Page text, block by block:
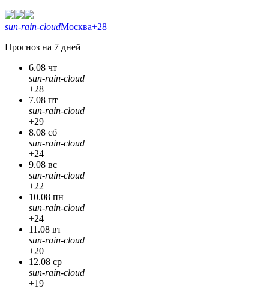
sun-rain-cloudМосква+28
Прогноз на 7 дней
6.08 чт
sun-rain-cloud
+28
7.08 пт
sun-rain-cloud
+29
8.08 сб
sun-rain-cloud
+24
9.08 вс
sun-rain-cloud
+22
10.08 пн
sun-rain-cloud
+24
11.08 вт
sun-rain-cloud
+20
12.08 ср
sun-rain-cloud
+19